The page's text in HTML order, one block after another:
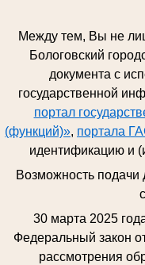
Между тем, Вы не
Бологовский
документа с
государственной
портал
(функций)», портала
идентификацию и
Возможность
30 марта 2025
Федеральный закон
рассмотрения